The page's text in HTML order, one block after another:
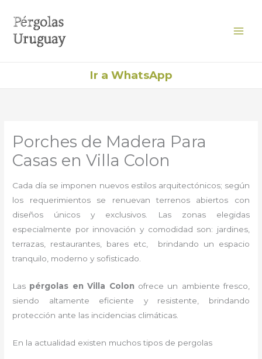
contenido
Ir a WhatsApp
Porches de Madera Para
Casas en Villa Colon
Cada día se imponen nuevos estilos arquitectónicos; según
los requerimientos se renuevan terrenos abiertos con
diseños únicos y exclusivos. Las zonas elegidas
especialmente por innovación y comodidad son: jardines,
terrazas, restaurantes, bares etc, brindando un espacio
tranquilo, moderno y sofisticado.
Las pérgolas en Villa Colon ofrece un ambiente fresco,
siendo altamente eficiente y resistente, brindando
protección ante las incidencias climáticas.
En la actualidad existen muchos tipos de pergolas